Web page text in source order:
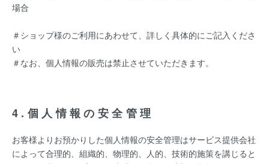
場合
＃ショップ様のご利用にあわせて、詳しく具体的にご記入くださ
い
＃なお、個人情報の販売は禁止させていただきます。
4.個人情報の安全管理
お客様よりお預かりした個人情報の安全管理はサービス提供会社
によって合理的、組織的、物理的、人的、技術的施策を講じると